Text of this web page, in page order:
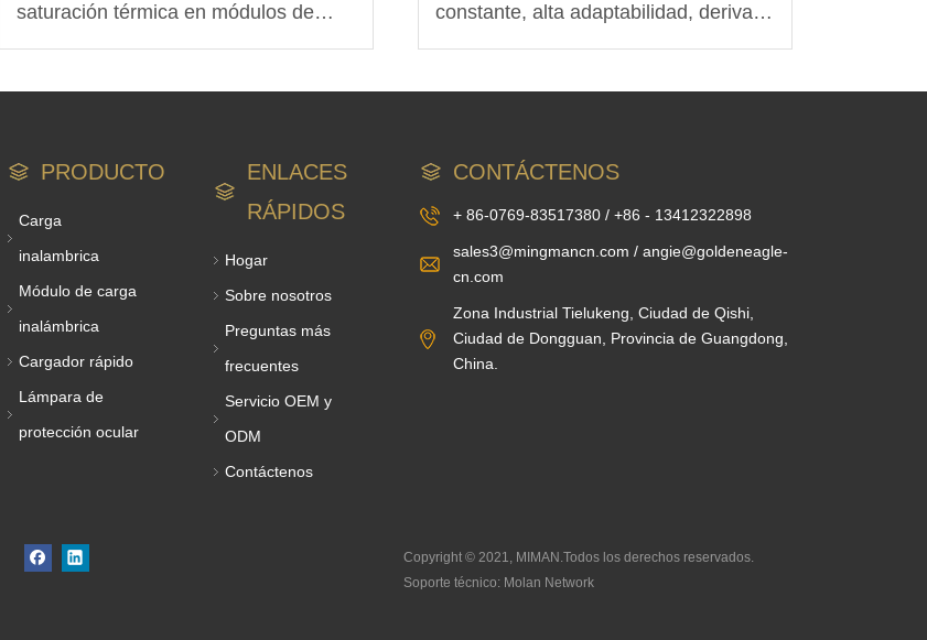
saturación térmica en módulos de
potencia para vehículos eléctricos de
constante, alta adaptabilidad, deriva a
baja temperatura, solución
PRODUCTO
Carga
inalambrica
Módulo de carga
inalámbrica
Cargador rápido
Lámpara de
protección ocular
ENLACES
RÁPIDOS
Hogar
Sobre nosotros
Preguntas más
frecuentes
Servicio OEM y
ODM
Contáctenos
CONTÁCTENOS
+ 86-0769-83517380 / +86 - 13412322898
sales3@mingmancn.com / angie@goldeneagle-
cn.com
Zona Industrial Tielukeng, Ciudad de Qishi,
Ciudad de Dongguan, Provincia de Guangdong,
China.
Copyright © 2021, MIMAN.Todos los derechos reservados.
Soporte técnico: Molan Network